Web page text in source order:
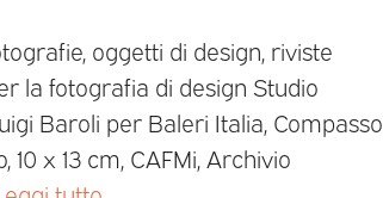
oggetti di design, riviste
la fotografia di design Studio
Baroli per Baleri Italia, Compasso
10 x 13 cm, CAFMi, Archivio